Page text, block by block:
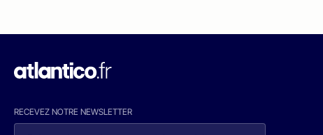
RECEVEZ NOTRE NEWSLETTER